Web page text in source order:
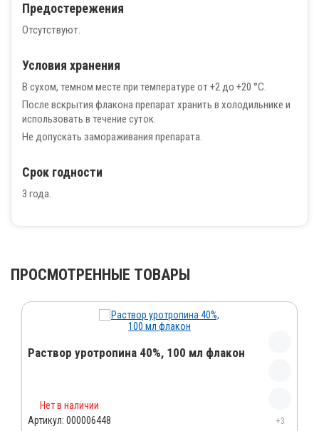
Предостережения
Отсутствуют.
Условия хранения
В сухом, темном месте при температуре от +2 до +20 °С.
После вскрытия флакона препарат хранить в холодильнике и
использовать в течение суток.
Не допускать замораживания препарата.
Срок годности
3 года.
ПРОСМОТРЕННЫЕ ТОВАРЫ
Раствор уротропина 40%, 100 мл флакон
+3
Название препарата
Раствор уротропина 40%
Нет в наличии
Артикул: 000006448